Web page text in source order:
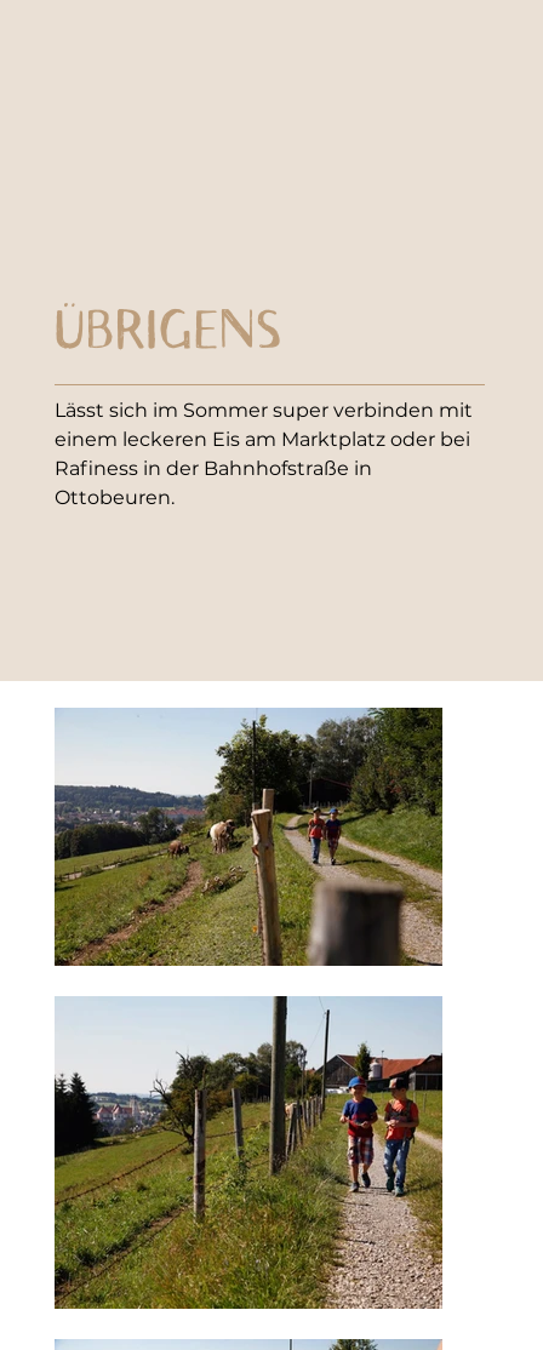
ÜBRIGENS
Lässt sich im Sommer super verbinden mit
einem leckeren Eis am Marktplatz oder bei
Rafiness in der Bahnhofstraße in
Ottobeuren.